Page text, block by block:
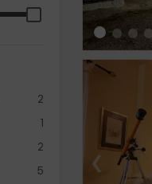
2
1
2
5 ‹